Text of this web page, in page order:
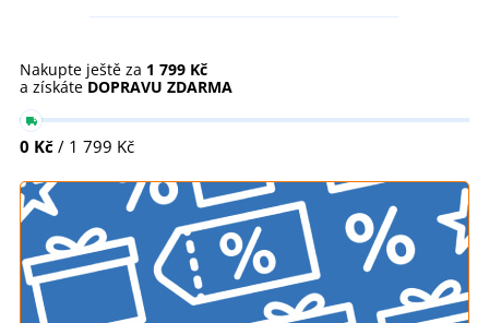
Nakupte ještě za 1 799 Kč
a získáte DOPRAVU ZDARMA
0 Kč / 1 799 Kč